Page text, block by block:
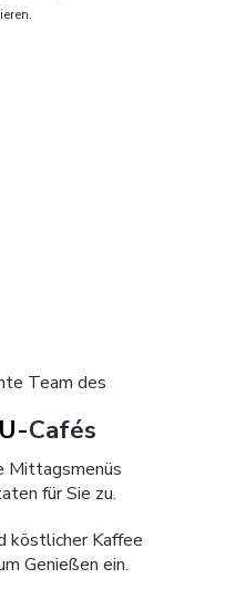
Team des
Cafés
Mittagsmenüs
für Sie zu.
köstlicher Kaffee
Genießen ein.